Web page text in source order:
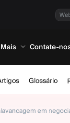
Mais Contate-
Glossário
em